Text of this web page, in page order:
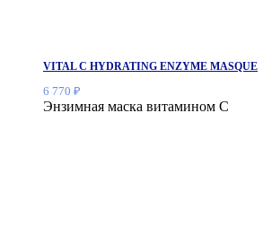
VITAL C HYDRATING ENZYME MASQUE
6 770 ₽
Энзимная маска витамином С